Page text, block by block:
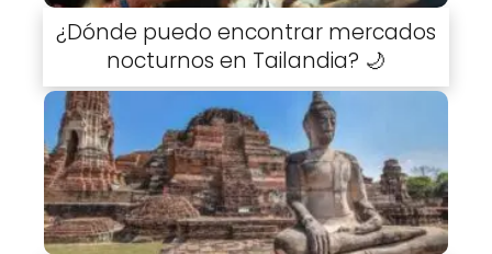
¿Dónde puedo encontrar mercados
nocturnos en Tailandia? 🌙